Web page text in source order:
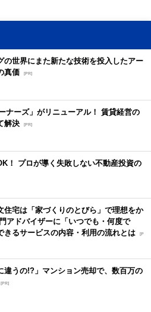
の世界にまた新たな技術を投入したアー
真価 [PR]
ナーズ」がリニューアル！ 賃貸経営の
解決 [PR]
！ プロが導く失敗しない不動産投資の
住宅は「家づくりのとびら」で理想をか
アドバイザーに「いつでも・何度で
きるサービスの内容・利用の流れとは [P
違うの!?」マンション売却で、数百万の